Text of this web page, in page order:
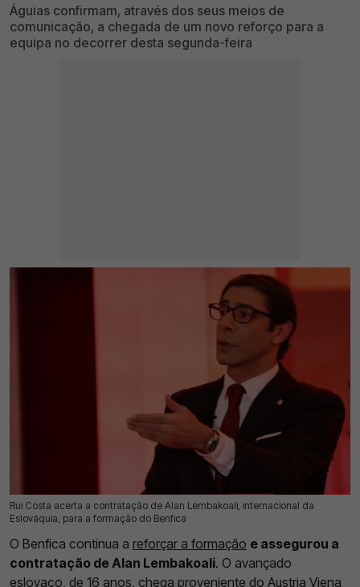
Águias confirmam, através dos seus meios de
comunicação, a chegada de um novo reforço para a
equipa no decorrer desta segunda-feira
Rui Costa acerta a contratação de Alan Lembakoali, internacional da
Eslováquia, para a formação do Benfica
20 Jul 2026 | 17:25 | 0
O Benfica continua a reforçar a formação e assegurou a
contratação de Alan Lembakoali. O avançado
eslovaco, de 16 anos, chega proveniente do Austria Viena